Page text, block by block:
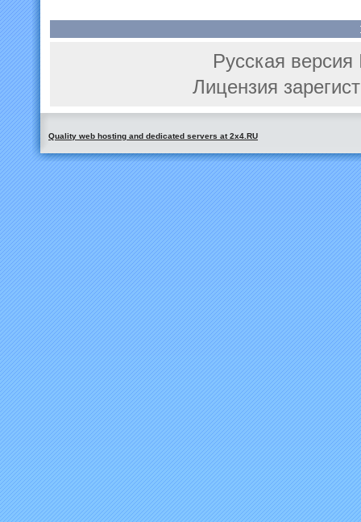
Русская
Лицензия
Quality web hosting and dedicated servers at 2x4.RU